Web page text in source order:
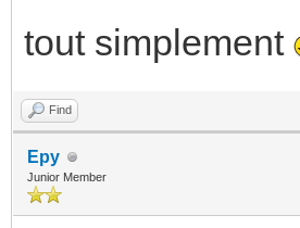
.255.255.0
UP
tout simplement
Find
Epy
Junior Member